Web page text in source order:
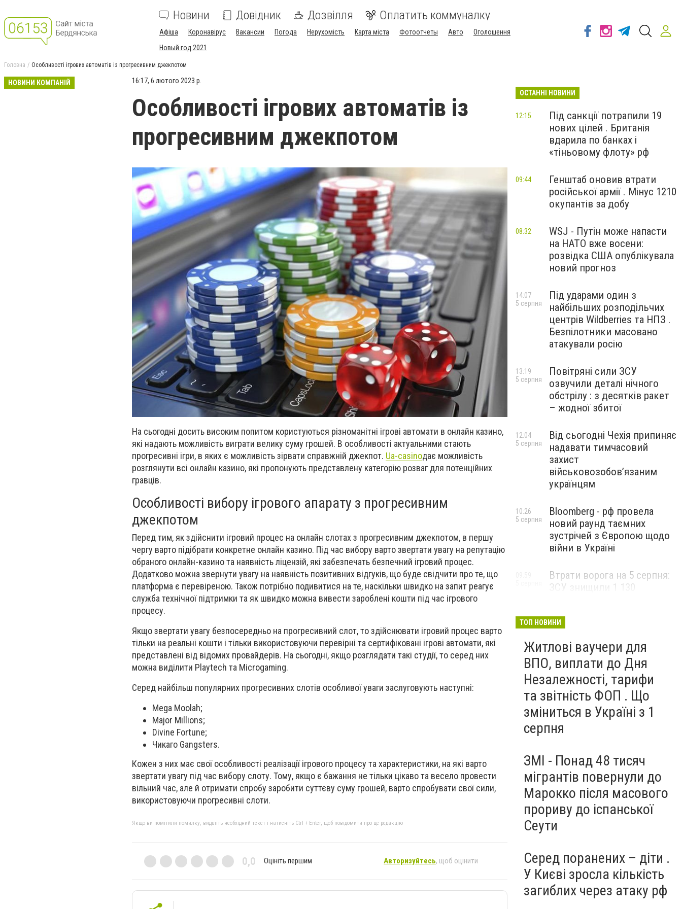
Новини Довідник Дозвілля Оплатить коммуналку
Афіша Коронавірус Вакансии Погода Нерухомість Карта міста Фотоотчеты Авто
Оголошення
Новый год 2021
Головна Особливості ігрових автоматів із прогресивним джекпотом
НОВИНИ КОМПАНІЙ 16:17, 6 лютого 2023 р.
Особливості ігрових автоматів із
прогресивним джекпотом
На сьогодні досить високим попитом користуються різноманітні ігрові автомати в онлайн казино,
які надають можливість виграти велику суму грошей. В особливості актуальними стають
прогресивні ігри, в яких є можливість зірвати справжній джекпот. Ua-casinoдає можливість
розглянути всі онлайн казино, які пропонують представлену категорію розваг для потенційних
гравців.
Особливості вибору ігрового апарату з прогресивним
джекпотом
Перед тим, як здійснити ігровий процес на онлайн слотах з прогресивним джекпотом, в першу
чергу варто підібрати конкретне онлайн казино. Під час вибору варто звертати увагу на репутацію
обраного онлайн-казино та наявність ліцензій, які забезпечать безпечний ігровий процес.
Додатково можна звернути увагу на наявність позитивних відгуків, що буде свідчити про те, що
платформа є перевіреною. Також потрібно подивитися на те, наскільки швидко на запит реагує
служба технічної підтримки та як швидко можна вивести зароблені кошти під час ігрового
процесу.
Якщо звертати увагу безпосередньо на прогресивний слот, то здійснювати ігровий процес варто
тільки на реальні кошти і тільки використовуючи перевірні та сертифіковані ігрові автомати, які
представлені від відомих провайдерів. На сьогодні, якщо розглядати такі студії, то серед них
можна виділити Playtech та Microgaming.
Серед найбільш популярних прогресивних слотів особливої уваги заслуговують наступні:
Mega Moolah;
Major Millions;
Divine Fortune;
Чикаго Gangsters.
Кожен з них має свої особливості реалізації ігрового процесу та характеристики, на які варто
звертати увагу під час вибору слоту. Тому, якщо є бажання не тільки цікаво та весело провести
вільний час, але й отримати спробу заробити суттєву суму грошей, варто спробувати свої сили,
використовуючи прогресивні слоти.
Якщо ви помітили помилку, виділіть необхідний текст і натисніть Ctrl + Enter, щоб повідомити про це редакцію
0,0 Оцініть першим Авторизуйтесь, щоб оцінити
ОСТАННІ НОВИНИ
Під санкції потрапили 19
нових цілей . Британія
вдарила по банках і
«тіньовому флоту» рф
12:15
Генштаб оновив втрати
російської армії . Мінус 1210
окупантів за добу
09:44
WSJ - Путін може напасти
на НАТО вже восени:
розвідка США опублікувала
новий прогноз
08:32
Під ударами один з
найбільших розподільчих
центрів Wildberries та НПЗ .
Безпілотники масовано
атакували росію
14:07
5 серпня
Повітряні сили ЗСУ
озвучили деталі нічного
обстрілу : з десятків ракет
– жодної збитої
13:19
5 серпня
Від сьогодні Чехія припиняє
надавати тимчасовий
захист
військовозобов’язаним
українцям
12:04
5 серпня
Bloomberg - рф провела
новий раунд таємних
зустрічей з Європою щодо
війни в Україні
10:26
5 серпня
Втрати ворога на 5 серпня:
ЗСУ знищили 1 130
ТОП НОВИНИ
Житлові ваучери для
ВПО, виплати до Дня
Незалежності, тарифи
та звітність ФОП . Що
зміниться в Україні з 1
серпня
ЗМІ - Понад 48 тисяч
мігрантів повернули до
Марокко після масового
прориву до іспанської
Сеути
Серед поранених – діти .
У Києві зросла кількість
загиблих через атаку рф